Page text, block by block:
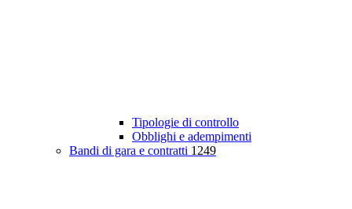
Tipologie di controllo
Obblighi e adempimenti
Bandi di gara e contratti 1249